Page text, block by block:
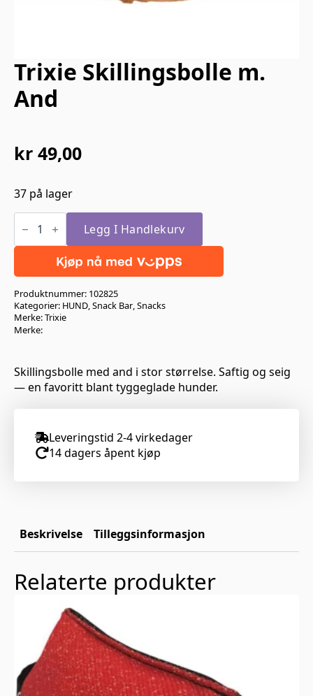
Trixie Skillingsbolle m.
And
kr 49,00
37 på lager
Trixie
Skillingsbolle
And
Legg I Handlekurv
Produktnummer: 102825
Kategorier: HUND,Snack Bar,Snacks
Merke:Trixie
Merke:
Skillingsbolle med and i stor størrelse. Saftig og seig
— en favoritt blant tyggeglade hunder.
Leveringstid 2-4 virkedager
14 dagers åpent kjøp
Beskrivelse Tilleggsinformasjon
Relaterte produkter